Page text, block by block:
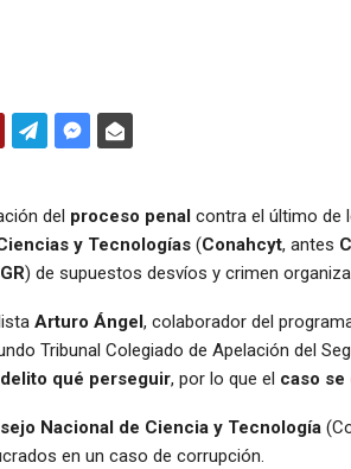
del proceso penalcontra el último de
y Tecnologías (Conahcyt, antes
) de supuestos desvíos y crimen
Arturo Ángel, colaborador del
Tribunal Colegiado de Apelación del
qué perseguir, por lo que el caso se
Nacional de Ciencia y Tecnología
en un caso de corrupción.